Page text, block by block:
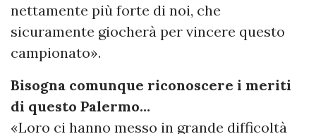
nettamente più forte di noi, che
sicuramente giocherà per vincere questo
campionato».
Bisogna comunque riconoscere i meriti
di questo Palermo…
«Loro ci hanno messo in grande difficoltà